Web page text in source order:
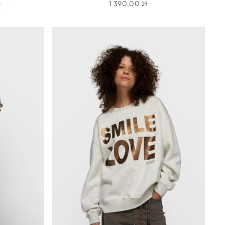
1 390,00 zł